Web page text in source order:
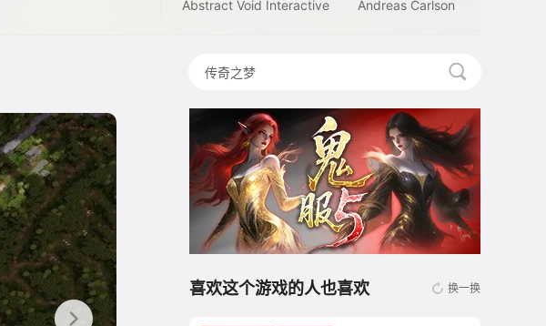
Abstract Void Interactive Andreas Carlson
喜欢这个游戏的人也喜欢 换一换